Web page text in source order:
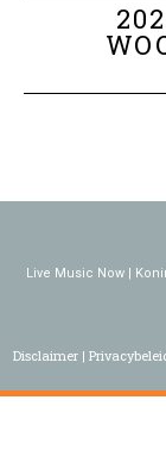
Live Music Now |
Disclaimer